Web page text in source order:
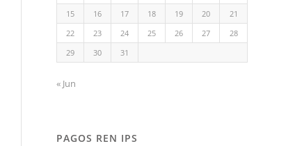
15
16 17 18 19 20
21
22
23 24 25 26 27
28
29
30 31
« Jun
PAGOS REN IPS